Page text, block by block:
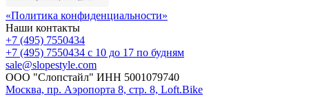
«Политика конфиденциальности»
Наши контакты
+7 (495) 7550434
+7 (495) 7550434 с 10 до 17 по будням
sale@slopestyle.com
ООО "Слопстайл" ИНН 5001079740
Москва, пр. Аэропорта 8, стр. 8, Loft.Bike